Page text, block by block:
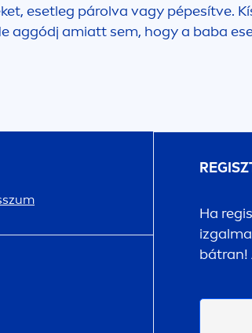
esetleg párolva vagy pépesítve.
amiatt sem, hogy a baba
Ha
bátran!